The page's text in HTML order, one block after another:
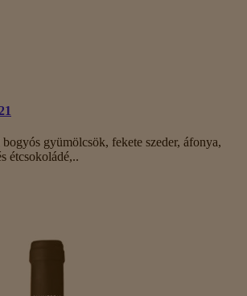
gyümölcsök, fekete szeder, áfonya,
étcsokoládé,..